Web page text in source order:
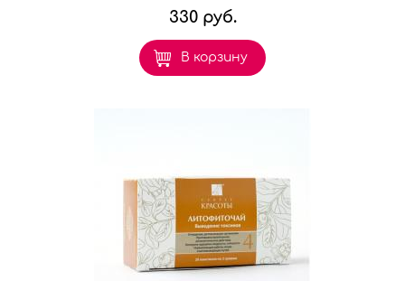
330 руб.
В корзину